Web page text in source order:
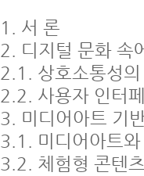
1. 서 론
2. 디지털 문화 속
2.1. 상호소통성
2.2. 사용자 인터
3. 미디어아트 기
3.1. 미디어아트
3.2. 체험형 콘텐